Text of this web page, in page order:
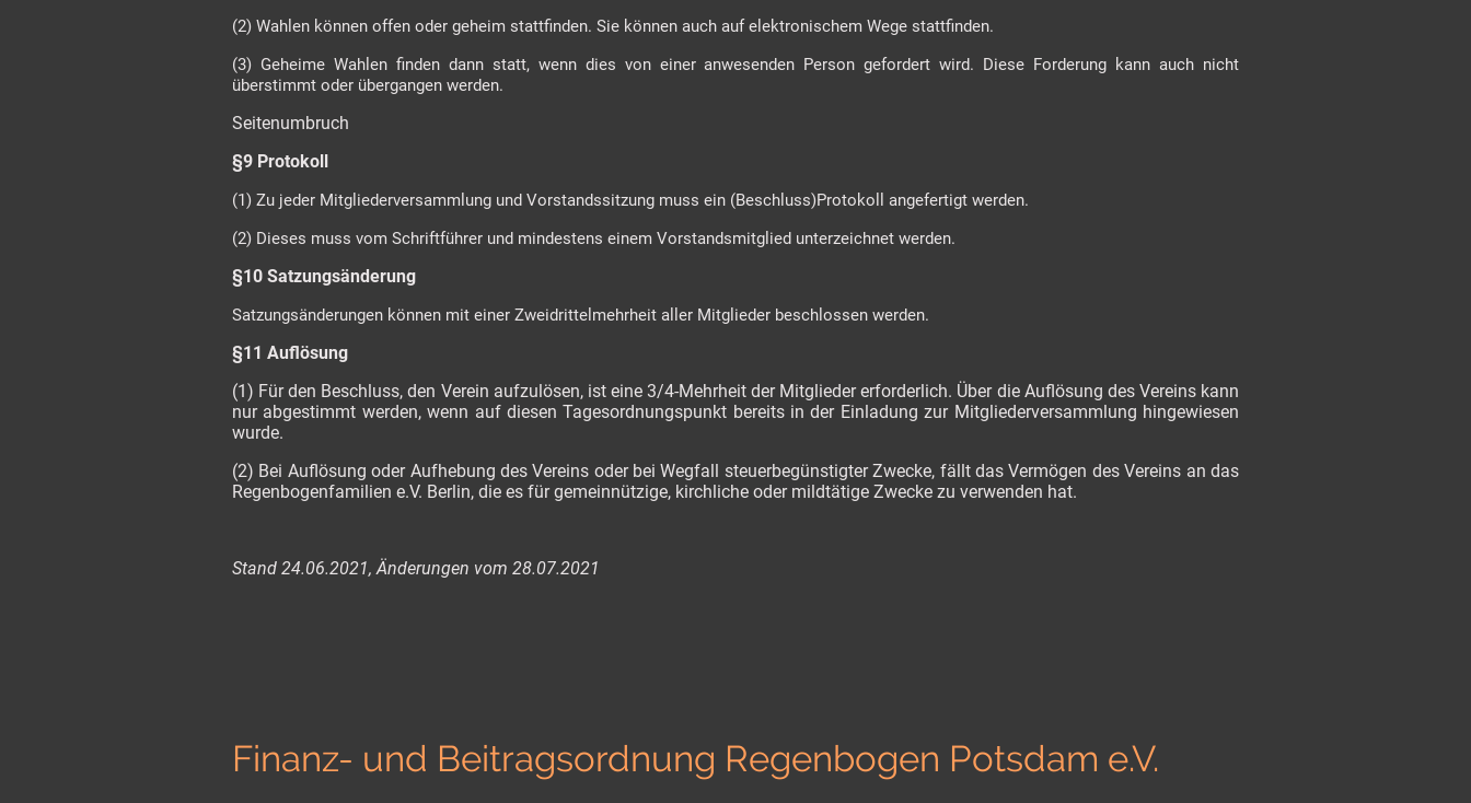
(2) Wahlen können offen oder geheim stattfinden. Sie können auch auf elektronischem Wege stattfinden.
(3) Geheime Wahlen finden dann statt, wenn dies von einer anwesenden Person gefordert wird. Diese Forderung kann auch nicht
überstimmt oder übergangen werden.
Seitenumbruch
§9 Protokoll
(1) Zu jeder Mitgliederversammlung und Vorstandssitzung muss ein (Beschluss)Protokoll angefertigt werden.
(2) Dieses muss vom Schriftführer und mindestens einem Vorstandsmitglied unterzeichnet werden.
§10 Satzungsänderung
Satzungsänderungen können mit einer Zweidrittelmehrheit aller Mitglieder beschlossen werden.
§11 Auflösung
(1) Für den Beschluss, den Verein aufzulösen, ist eine 3/4-Mehrheit der Mitglieder erforderlich. Über die Auflösung des Vereins kann
nur abgestimmt werden, wenn auf diesen Tagesordnungspunkt bereits in der Einladung zur Mitgliederversammlung hingewiesen
wurde.
(2) Bei Auflösung oder Aufhebung des Vereins oder bei Wegfall steuerbegünstigter Zwecke, fällt das Vermögen des Vereins an das
Regenbogenfamilien e.V. Berlin, die es für gemeinnützige, kirchliche oder mildtätige Zwecke zu verwenden hat.
Stand 24.06.2021, Änderungen vom 28.07.2021
Finanz- und Beitragsordnung Regenbogen Potsdam e.V.